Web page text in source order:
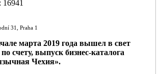
31, Praha 1
марта 2019 года вышел в свет
счету, выпуск бизнес-каталога
Чехия».